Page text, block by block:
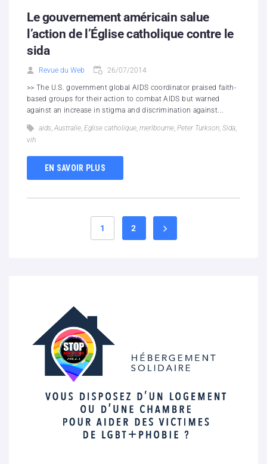
Le gouvernement américain salue
l’action de l’Église catholique contre le
sida
Revue du Web 26/07/2014
>> The U.S. government global AIDS coordinator praised faith-
based groups for their action to combat AIDS but warned
against an increase in stigma and discrimination against...
aids, Australie, Eglise catholique, merlbourne, Peter Turkson, Sida,
vih
EN SAVOIR PLUS
1 2